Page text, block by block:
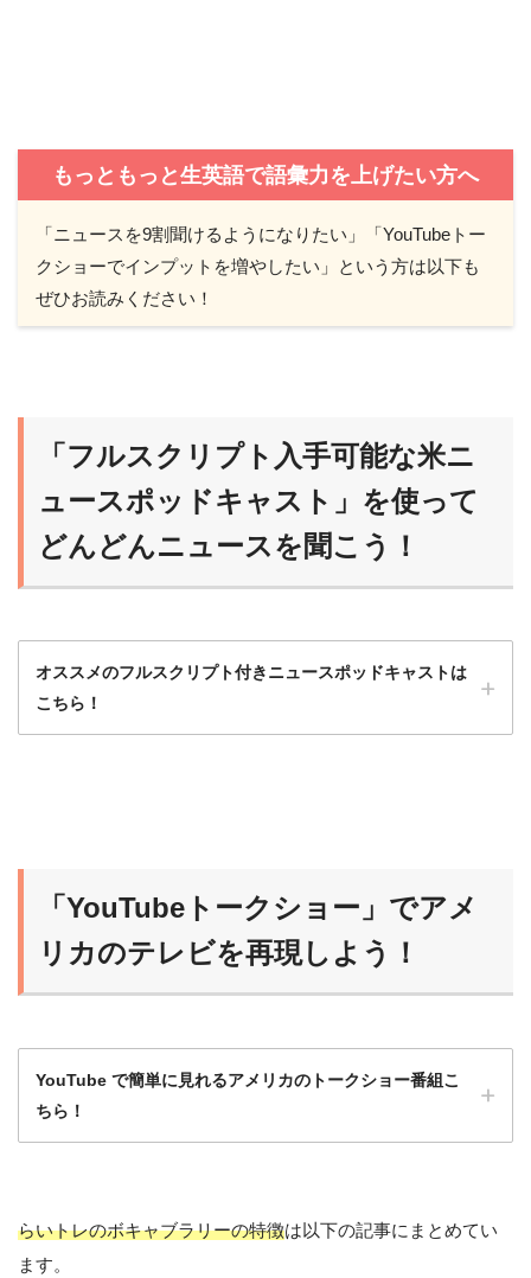
もっともっと生英語で語彙力を上げたい方へ
「ニュースを9割聞けるようになりたい」「YouTubeトー
クショーでインプットを増やしたい」という方は以下も
ぜひお読みください！
「フルスクリプト入手可能な米ニ
ュースポッドキャスト」を使って
どんどんニュースを聞こう！
オススメのフルスクリプト付きニュースポッドキャストは
こちら！
らいおん
慣れれば、だんだんスクリプトなしで聞ける
ようになるよ！
「YouTubeトークショー」でアメ
リカのテレビを再現しよう！
YouTube で簡単に見れるアメリカのトークショー番組こ
ちら！
洋画や海外ドラマももちろんいいけど、トー
クショーは会話がほとんど途切れず、発話量
らいトレのボキャブラリーの特徴は以下の記事にまとめてい
ます。